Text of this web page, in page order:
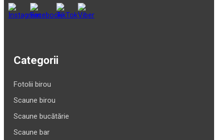
Categorii
Fotolii birou
Scaune birou
Scaune bucătărie
Scaune bar